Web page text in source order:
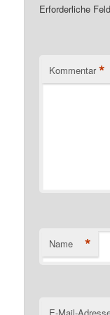
Erforderliche
Kommentar *
Name *